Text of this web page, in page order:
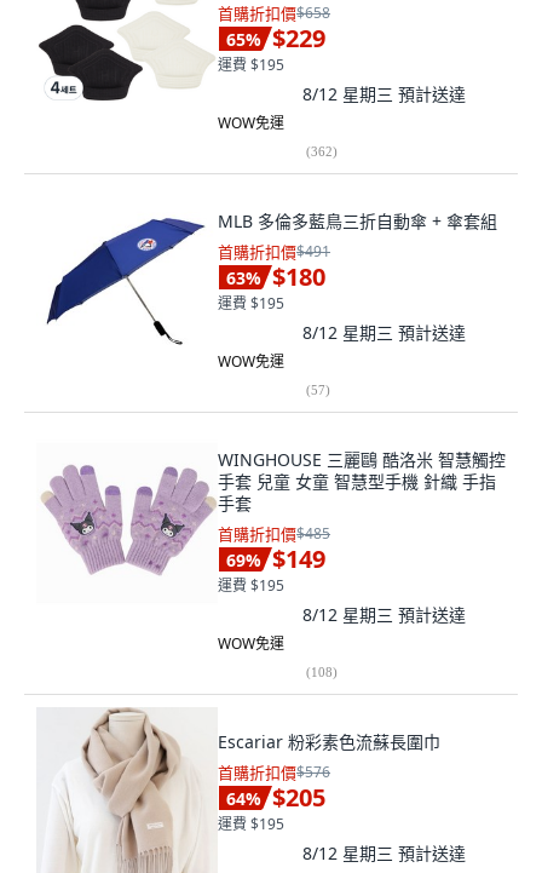
首購折扣價$658
65% $229
運費 $195
8/12 星期三 預計送達
WOW免運
(362)
MLB 多倫多藍鳥三折自動傘 + 傘套組
首購折扣價$491
63% $180
運費 $195
8/12 星期三 預計送達
WOW免運
(57)
WINGHOUSE 三麗鷗 酷洛米 智慧觸控
手套 兒童 女童 智慧型手機 針織 手指
手套
首購折扣價$485
69% $149
運費 $195
8/12 星期三 預計送達
WOW免運
(108)
Escariar 粉彩素色流蘇長圍巾
首購折扣價$576
64% $205
運費 $195
8/12 星期三 預計送達